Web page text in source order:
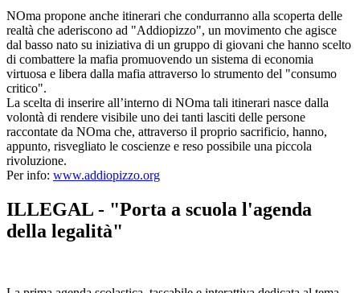
NOma propone anche itinerari che condurranno alla scoperta delle
realtà che aderiscono ad "Addiopizzo", un movimento che agisce
dal basso nato su iniziativa di un gruppo di giovani che hanno scelto
di combattere la mafia promuovendo un sistema di economia
virtuosa e libera dalla mafia attraverso lo strumento del "consumo
critico".
La scelta di inserire all’interno di NOma tali itinerari nasce dalla
volontà di rendere visibile uno dei tanti lasciti delle persone
raccontate da NOma che, attraverso il proprio sacrificio, hanno,
appunto, risvegliato le coscienze e reso possibile una piccola
rivoluzione.
Per info: www.addiopizzo.org
ILLEGAL - "Porta a scuola l'agenda
della legalità"